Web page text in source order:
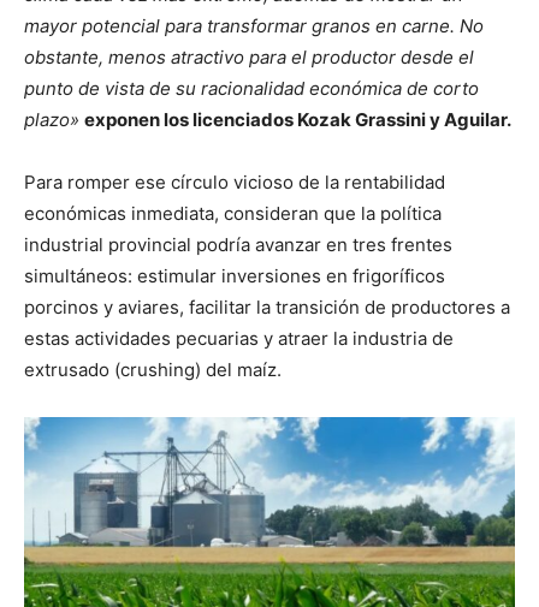
mayor potencial para transformar granos en carne. No
obstante, menos atractivo para el productor desde el
punto de vista de su racionalidad económica de corto
plazo» exponen los licenciados Kozak Grassini y Aguilar.
Para romper ese círculo vicioso de la rentabilidad
económicas inmediata, consideran que la política
industrial provincial podría avanzar en tres frentes
simultáneos: estimular inversiones en frigoríficos
porcinos y aviares, facilitar la transición de productores a
estas actividades pecuarias y atraer la industria de
extrusado (crushing) del maíz.